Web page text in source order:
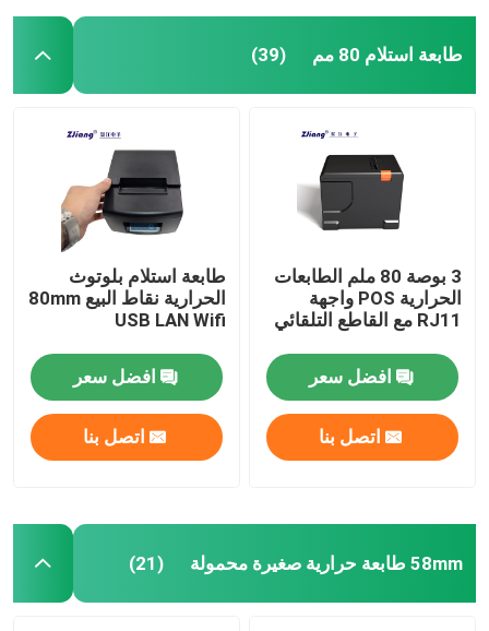
طابعة استلام 80 مم (39)
3 بوصة 80 ملم الطابعات
الحرارية POS واجهة
RJ11 مع القاطع التلقائي
افضل سعر
اتصل بنا
طابعة استلام بلوتوث
الحرارية نقاط البيع 80mm
USB LAN Wifi
افضل سعر
اتصل بنا
58mm طابعة حرارية صغيرة محمولة (21)